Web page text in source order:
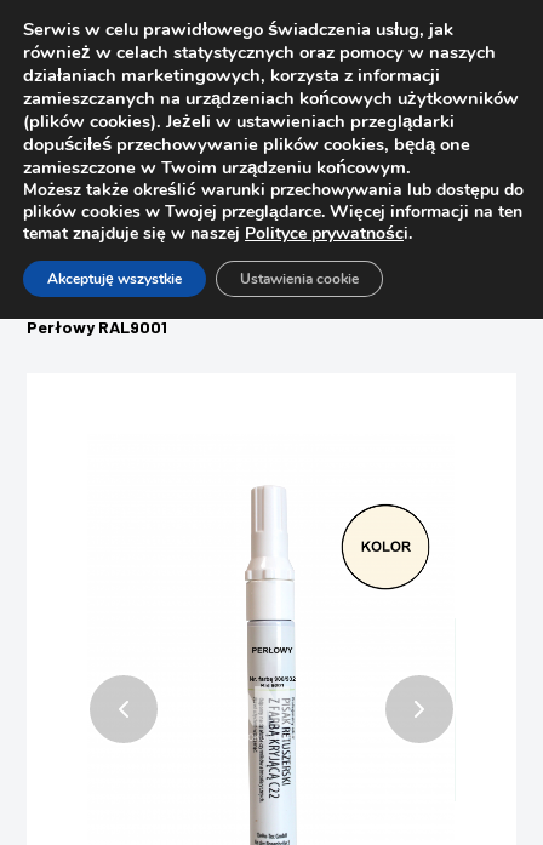
Strona główna
Sklep
Woski, pisaki, zaślepki, filce
Perłowy RAL9001
Serwis w celu prawidłowego świadczenia usług, jak
również w celach statystycznych oraz pomocy w naszych
działaniach marketingowych, korzysta z informacji
zamieszczanych na urządzeniach końcowych użytkowników
(plików cookies). Jeżeli w ustawieniach przeglądarki
dopuściłeś przechowywanie plików cookies, będą one
zamieszczone w Twoim urządzeniu końcowym.
Możesz także określić warunki przechowywania lub dostępu do
plików cookies w Twojej przeglądarce. Więcej informacji na ten
temat znajduje się w naszej Polityce prywatności.
Akceptuję wszystkie Ustawienia cookie